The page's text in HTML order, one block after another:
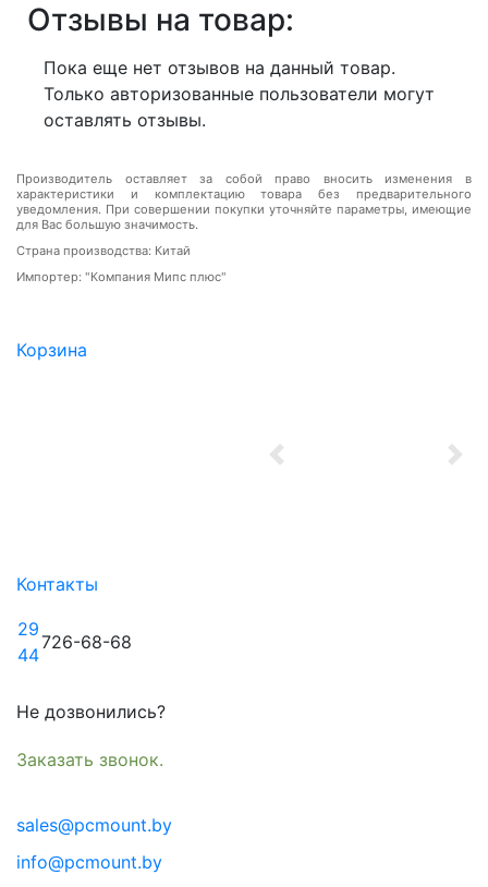
Корзина
Previous
Контакты
29
44
726-68-68
Не дозвонились?
Заказать звонок.
sales@pcmount.by
info@pcmount.by
Отзывы на товар:
Пока еще нет отзывов на данный товар.
Только авторизованные пользователи могут
оставлять отзывы.
Производитель оставляет за собой право вносить изменения в
характеристики и комплектацию товара без предварительного
уведомления. При совершении покупки уточняйте параметры, имеющие
для Вас большую значимость.
Страна производства: Китай
Импортер: "Компания Мипс плюс"